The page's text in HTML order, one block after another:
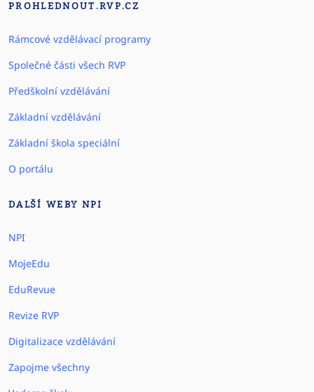
PROHLEDNOUT.RVP.CZ
Rámcové vzdělávací programy
Společné části všech RVP
Předškolní vzdělávání
Základní vzdělávání
Základní škola speciální
O portálu
DALŠÍ WEBY NPI
NPI
MojeEdu
EduRevue
Revize RVP
Digitalizace vzdělávání
Zapojme všechny